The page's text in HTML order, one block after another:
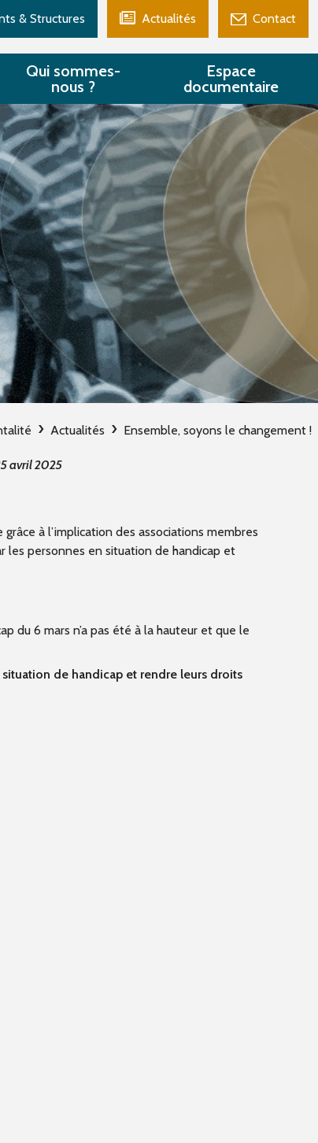
& Structures Actualités Contact
Qui sommes-
nous ?
Espace
documentaire
Actualités Ensemble, soyons le changement !
avril 2025
à l’implication des associations membres
les personnes en situation de handicap et
du 6 mars n’a pas été à la hauteur et que le
de handicap et rendre leurs droits